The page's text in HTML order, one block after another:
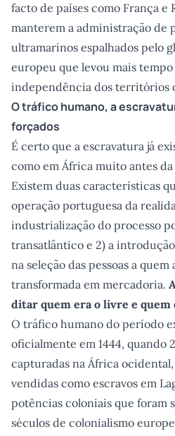
facto de países como França e
manterem a administração de
ultramarinos espalhados pelo
europeu que levou mais
independência dos territórios
O tráfico humano, a
forçados
É certo que a escravatura já
como em África muito antes
Existem duas características
operação portuguesa da
industrialização do processo
transatlântico e 2) a
na seleção das pessoas a
transformada em mercadoria.
ditar quem era o livre e quem
O tráfico humano do período
oficialmente em 1444, quando
capturadas na África
vendidas como escravos em
potências coloniais que foram
séculos de colonialismo